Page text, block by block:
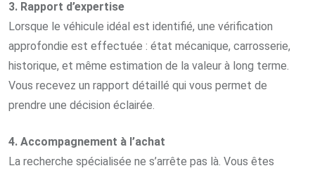
3. Rapport d’expertise
Lorsque le véhicule idéal est identifié, une vérification
approfondie est effectuée : état mécanique, carrosserie,
historique, et même estimation de la valeur à long terme.
Vous recevez un rapport détaillé qui vous permet de
prendre une décision éclairée.
4. Accompagnement à l’achat
La recherche spécialisée ne s’arrête pas là. Vous êtes